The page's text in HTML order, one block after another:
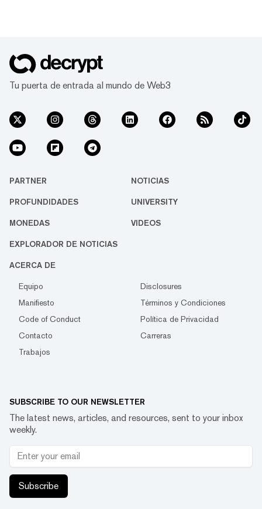
Tu puerta de entrada al mundo de Web3
PARTNER NOTICIAS
PROFUNDIDADES UNIVERSITY
MONEDAS VIDEOS
EXPLORADOR DE NOTICIAS
ACERCA DE
Equipo
Disclosures
Manifiesto
Términos y Condiciones
Code of Conduct
Política de Privacidad
Contacto
Carreras
Trabajos
SUBSCRIBE TO OUR NEWSLETTER
The latest news, articles, and resources, sent to your inbox
weekly.
Subscribe